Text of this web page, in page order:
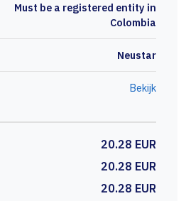
Must be a registered entity in
Colombia
Neustar
Bekijk
20.28 EUR
20.28 EUR
20.28 EUR